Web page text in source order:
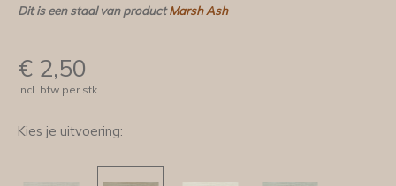
Dit is een staal van productMarsh Ash
€ 2,50
incl. btw per stk
Kies je uitvoering: